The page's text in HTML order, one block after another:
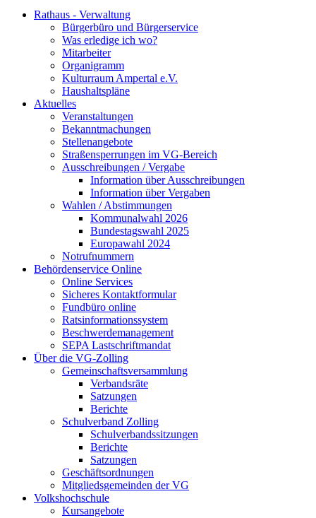
Rathaus - Verwaltung
Bürgerbüro und Bürgerservice
Was erledige ich wo?
Mitarbeiter
Organigramm
Kulturraum Ampertal e.V.
Haushaltspläne
Aktuelles
Veranstaltungen
Bekanntmachungen
Stellenangebote
Straßensperrungen im VG-Bereich
Ausschreibungen / Vergabe
Information über Ausschreibungen
Information über Vergaben
Wahlen / Abstimmungen
Kommunalwahl 2026
Bundestagswahl 2025
Europawahl 2024
Notrufnummern
Behördenservice Online
Online Services
Sicheres Kontaktformular
Fundbüro online
Ratsinformationssystem
Beschwerdemanagement
SEPA Lastschriftmandat
Über die VG-Zolling
Gemeinschaftsversammlung
Verbandsräte
Satzungen
Berichte
Schulverband Zolling
Schulverbandssitzungen
Berichte
Satzungen
Geschäftsordnungen
Mitgliedsgemeinden der VG
Volkshochschule
Kursangebote